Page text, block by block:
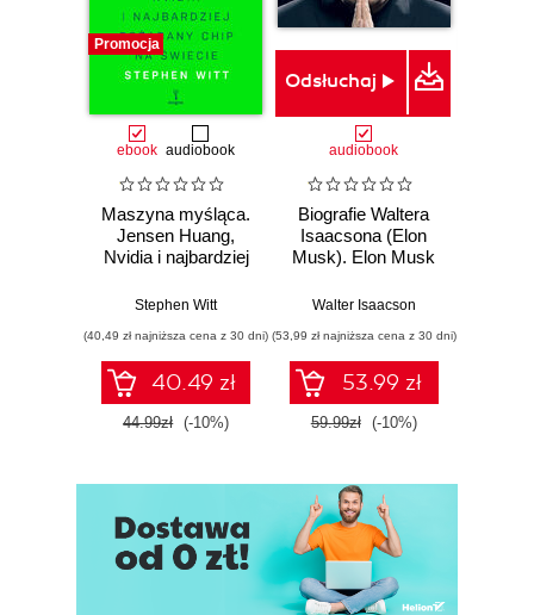
Promocja
ebook audiobook
Maszyna myśląca.
Jensen Huang,
Nvidia i najbardziej
świecie
Stephen Witt
(40,49 zł najniższa cena z 30 dni)
40.49 zł
44.99zł (-10%)
Odsłuchaj
audiobook
Biografie Waltera
Isaacsona (Elon
Musk). Elon Musk
Walter Isaacson
(53,99 zł najniższa cena z 30 dni)
53.99 zł
59.99zł (-10%)